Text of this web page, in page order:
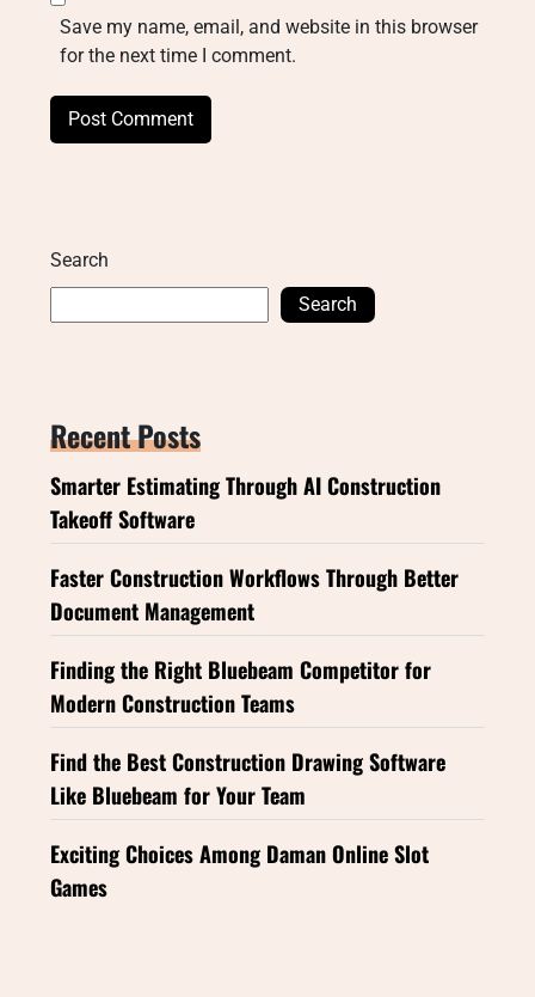
Save my name, email, and website in this browser
for the next time I comment.
Search
Search
Recent Posts
Smarter Estimating Through AI Construction
Takeoff Software
Faster Construction Workflows Through Better
Document Management
Finding the Right Bluebeam Competitor for
Modern Construction Teams
Find the Best Construction Drawing Software
Like Bluebeam for Your Team
Exciting Choices Among Daman Online Slot
Games